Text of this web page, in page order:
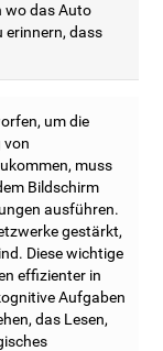
wo das Auto
erinnern, dass
um die
von
muss
Bildschirm
ausführen.
gestärkt,
Diese wichtige
effizienter in
Aufgaben
das Lesen,